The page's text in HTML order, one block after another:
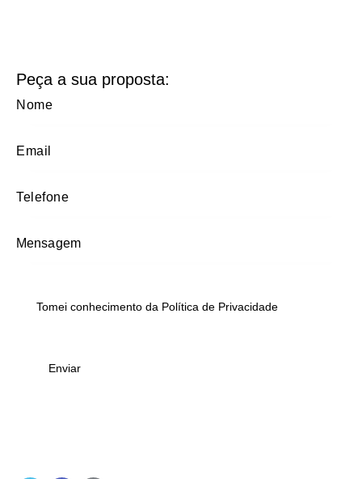
Peça a sua proposta:
Tomei conhecimento da Política de Privacidade